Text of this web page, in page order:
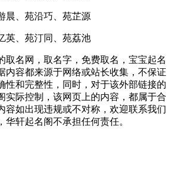
晨、苑沿巧、苑芷源
英、苑汀同、苑荔池
取名网，取名字，免费取名，宝宝起名
内容都来源于网络或站长收集，不保证
性和完整性，同时，对于该外部链接的
实际控制，该网页上的内容，都属于合
容如出现违规或不对称，欢迎联系我们
华轩起名阁不承担任何责任。